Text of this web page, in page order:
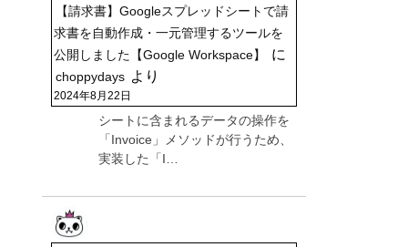
【請求書】Googleスプレッドシートで請
求書を自動作成・一元管理するツールを
公開しました【Google Workspace】
に
choppydays より
2024年8月22日
シートに含まれるデータの操作を
「Invoice」メソッドが行うため、
実装した「I…